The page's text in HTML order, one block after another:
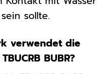
sollte.
verwendet die
BUBR?